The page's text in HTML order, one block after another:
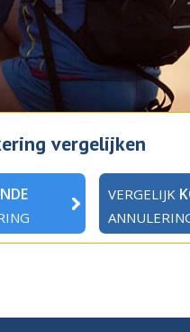
vergelijken
VERGELIJK